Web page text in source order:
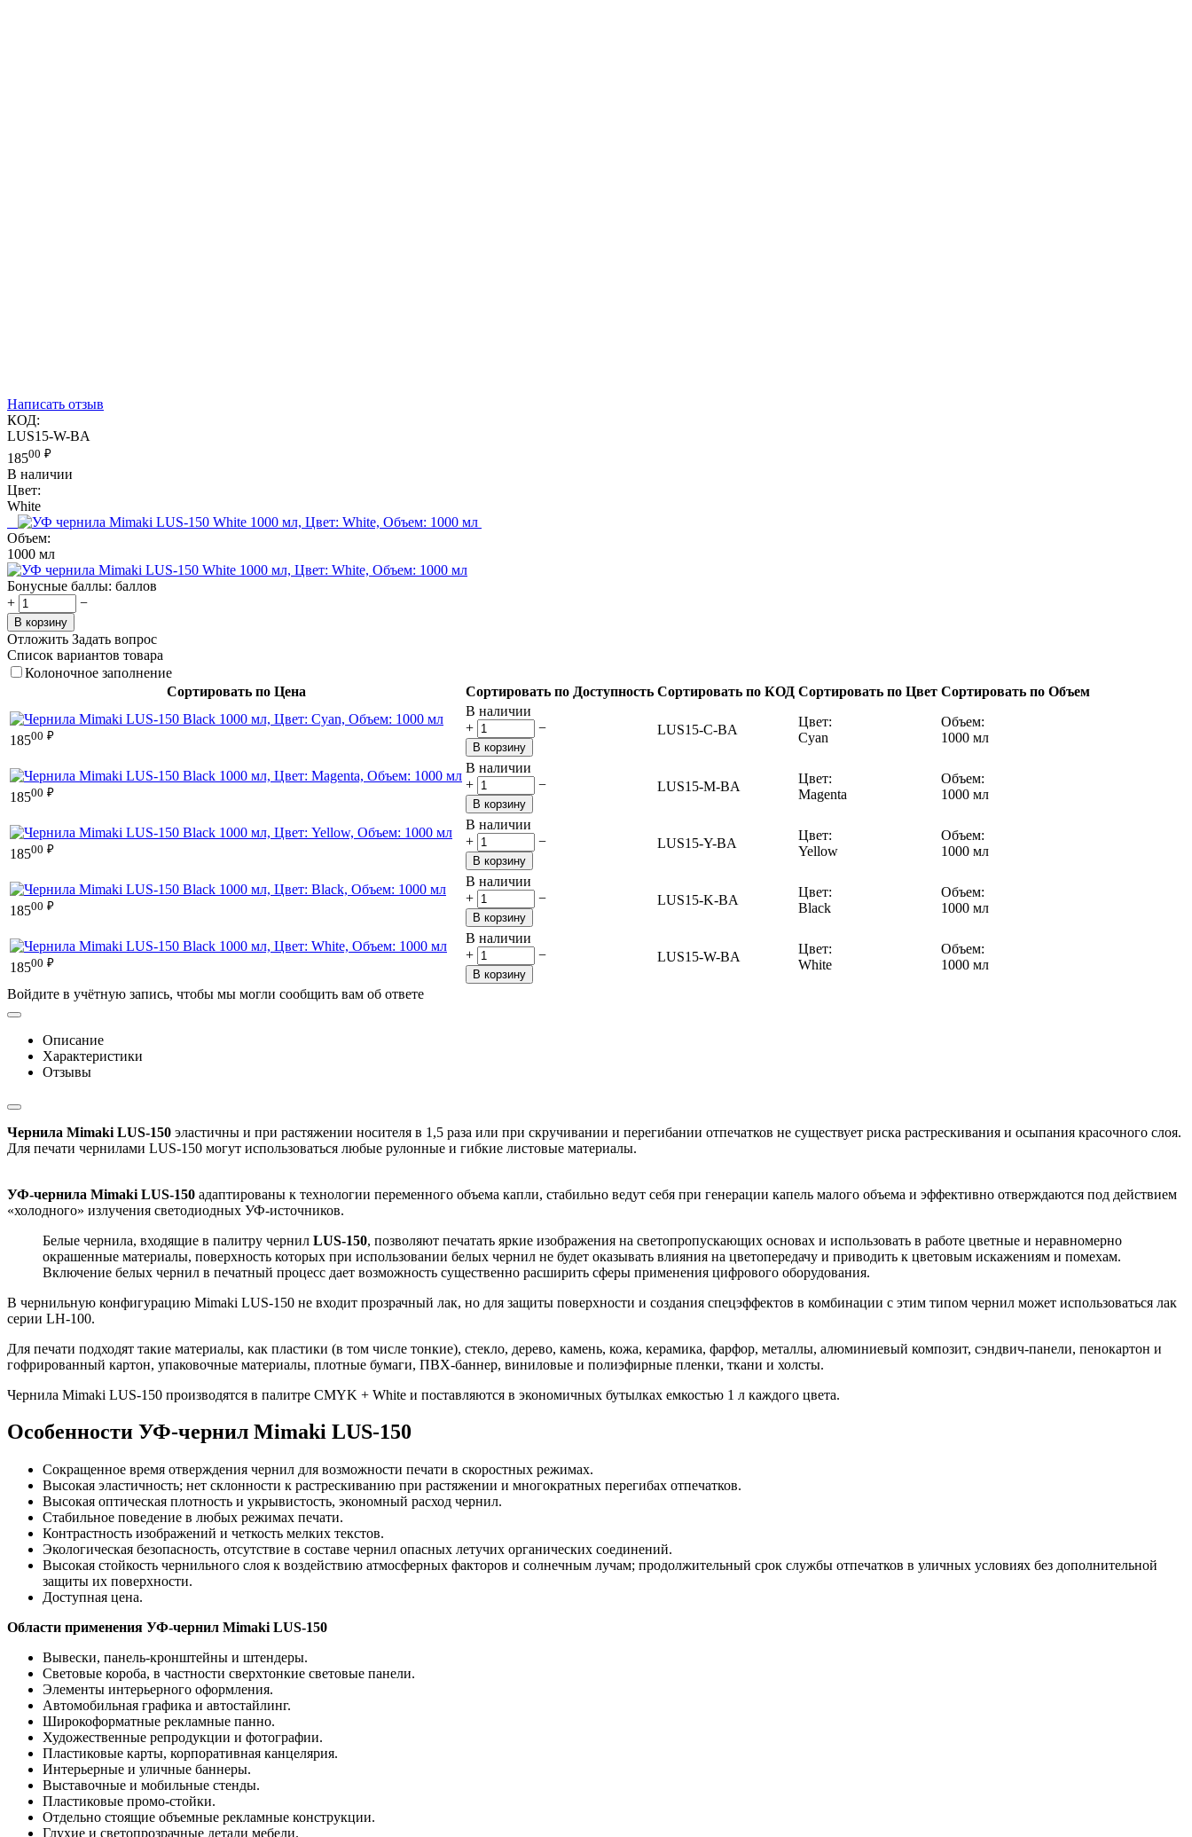
Написать отзыв
КОД:
LUS15-W-BA
18500 ₽
В наличии
Цвет:
White
Объем:
1000 мл
Бонусные баллы: баллов
+
−
В корзину
Отложить Задать вопрос
Список вариантов товара
Колоночное заполнение
Сортировать по Цена
Сортировать по Доступность Сортировать по КОД Сортировать по Цвет Сортировать по Объем
18500 ₽
В наличии
+
−
В корзину
LUS15-C-BA
Цвет:
Cyan
Объем:
1000 мл
18500 ₽
В наличии
+
−
В корзину
LUS15-M-BA
Цвет:
Magenta
Объем:
1000 мл
18500 ₽
В наличии
+
−
В корзину
LUS15-Y-BA
Цвет:
Yellow
Объем:
1000 мл
18500 ₽
В наличии
+
−
В корзину
LUS15-K-BA
Цвет:
Black
Объем:
1000 мл
18500 ₽
В наличии
+
−
В корзину
LUS15-W-BA
Цвет:
White
Объем:
1000 мл
Войдите в учётную запись, чтобы мы могли сообщить вам об ответе
Описание
Характеристики
Отзывы
Чернила Mimaki LUS-150 эластичны и при растяжении носителя в 1,5 раза или при скручивании и перегибании отпечатков не существует риска растрескивания и осыпания красочного слоя.
Для печати чернилами LUS-150 могут использоваться любые рулонные и гибкие листовые материалы.
УФ-чернила Mimaki LUS-150 адаптированы к технологии переменного объема капли, стабильно ведут себя при генерации капель малого объема и эффективно отверждаются под действием
«холодного» излучения светодиодных УФ-источников.
Белые чернила, входящие в палитру чернил LUS-150, позволяют печатать яркие изображения на светопропускающих основах и использовать в работе цветные и неравномерно
окрашенные материалы, поверхность которых при использовании белых чернил не будет оказывать влияния на цветопередачу и приводить к цветовым искажениям и помехам.
Включение белых чернил в печатный процесс дает возможность существенно расширить сферы применения цифрового оборудования.
В чернильную конфигурацию Mimaki LUS-150 не входит прозрачный лак, но для защиты поверхности и создания спецэффектов в комбинации с этим типом чернил может использоваться лак
серии LH-100.
Для печати подходят такие материалы, как пластики (в том числе тонкие), стекло, дерево, камень, кожа, керамика, фарфор, металлы, алюминиевый композит, сэндвич-панели, пенокартон и
гофрированный картон, упаковочные материалы, плотные бумаги, ПВХ-баннер, виниловые и полиэфирные пленки, ткани и холсты.
Чернила Mimaki LUS-150 производятся в палитре CMYK + White и поставляются в экономичных бутылках емкостью 1 л каждого цвета.
Особенности УФ-чернил Mimaki LUS-150
Сокращенное время отверждения чернил для возможности печати в скоростных режимах.
Высокая эластичность; нет склонности к растрескиванию при растяжении и многократных перегибах отпечатков.
Высокая оптическая плотность и укрывистость, экономный расход чернил.
Стабильное поведение в любых режимах печати.
Контрастность изображений и четкость мелких текстов.
Экологическая безопасность, отсутствие в составе чернил опасных летучих органических соединений.
Высокая стойкость чернильного слоя к воздействию атмосферных факторов и солнечным лучам; продолжительный срок службы отпечатков в уличных условиях без дополнительной
защиты их поверхности.
Доступная цена.
Области применения УФ-чернил Mimaki LUS-150
Вывески, панель-кронштейны и штендеры.
Световые короба, в частности сверхтонкие световые панели.
Элементы интерьерного оформления.
Автомобильная графика и автостайлинг.
Широкоформатные рекламные панно.
Художественные репродукции и фотографии.
Пластиковые карты, корпоративная канцелярия.
Интерьерные и уличные баннеры.
Выставочные и мобильные стенды.
Пластиковые промо-стойки.
Отдельно стоящие объемные рекламные конструкции.
Глухие и светопрозрачные детали мебели.